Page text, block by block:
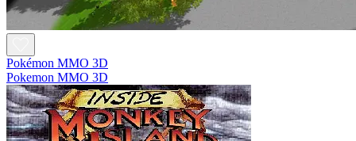
Pokémon MMO 3D
Pokemon MMO 3D